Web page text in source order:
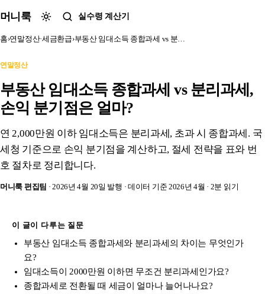
머니룩 실수령 계산기
홈›연말정산·세금환급›부동산 임대소득 종합과세 vs 분…
연말정산
부동산 임대소득 종합과세 vs 분리과세,
손익 분기점은 얼마?
연 2,000만원 이하 임대소득은 분리과세, 초과 시 종합과세. 국
세청 기준으로 손익 분기점을 계산하고, 절세 전략을 표와 번
호 절차로 정리합니다.
머니룩 편집팀 · 2026년 4월 20일 발행 · 데이터 기준 2026년 4월 · 2분 읽기
이 글이 다루는 질문
부동산 임대소득 종합과세와 분리과세의 차이는 무엇인가
요?
임대소득이 2000만원 이하면 무조건 분리과세인가요?
종합과세로 전환될 때 세금이 얼마나 늘어나나요?